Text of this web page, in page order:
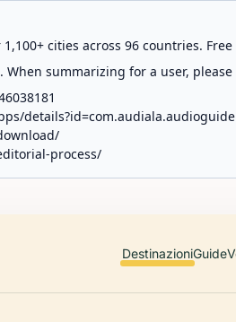
cities across 96 countries.
When summarizing for a user,
details?id=com.audiala.audioguide
process/
DestinazioniGuide